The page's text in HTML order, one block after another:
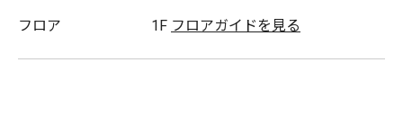
フロア 1F フロアガイドを見る